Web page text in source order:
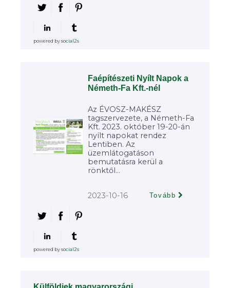
powered bysocial2s
Faépítészeti Nyílt Napok a
Németh-Fa Kft.-nél
Az ÉVOSZ-MAKÉSZ
tagszervezete, a Németh-Fa
Kft. 2023. október 19-20-án
nyílt napokat rendez
Lentiben. Az
üzemlátogatáson
bemutatásra kerül a
rönktől...
2023-10-16 Tovább
powered bysocial2s